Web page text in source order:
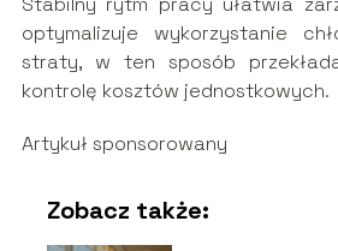
optymalizuje wykorzystanie
straty, w ten sposób
kontrolę kosztów jednostkowych.
Artykuł sponsorowany
Zobacz także: